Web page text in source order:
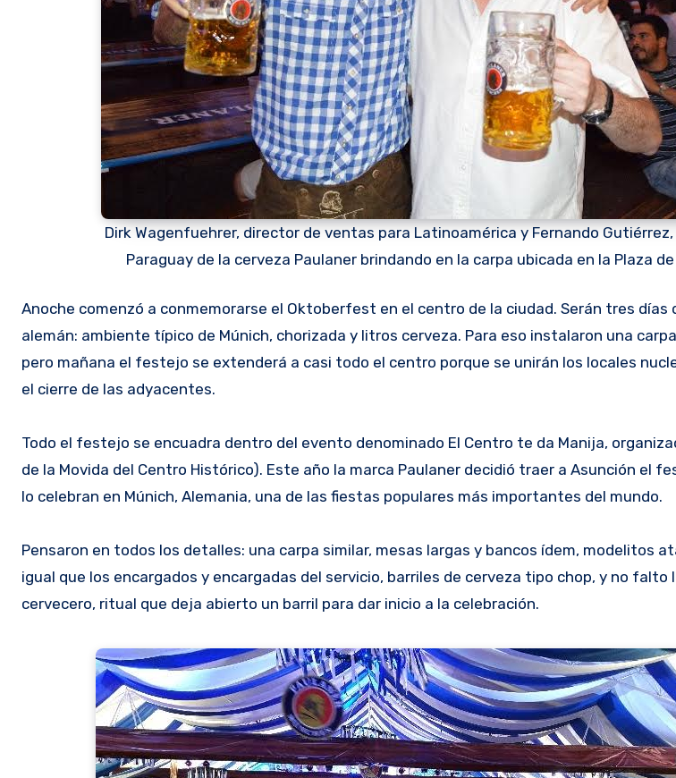
Dirk Wagenfuehrer, director de ventas para Latinoamérica y Fernando
Paraguay de la cerveza Paulaner brindando en la carpa ubicada en la Plaza
Anoche comenzó a conmemorarse el Oktoberfest en el centro de la ciudad. Serán tres días de jolgorio al más puro estilo
alemán: ambiente típico de Múnich, chorizada y litros cerveza. Para eso instalaron una
pero mañana el festejo se extenderá a casi todo el centro porque se unirán los locales
el cierre de las adyacentes.
Todo el festejo se encuadra dentro del evento denominado El Centro te da Manija,
de la Movida del Centro Histórico). Este año la marca Paulaner decidió traer a Asunción el
lo celebran en Múnich, Alemania, una de las fiestas populares más importantes del mundo.
Pensaron en todos los detalles: una carpa similar, mesas largas y bancos ídem, modelitos
igual que los encargados y encargadas del servicio, barriles de cerveza tipo chop, y no falto
cervecero, ritual que deja abierto un barril para dar inicio a la celebración.